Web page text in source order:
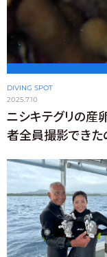
DIVING SPOT
2025.7.10
ニシキテグリの産
者全員撮影できた